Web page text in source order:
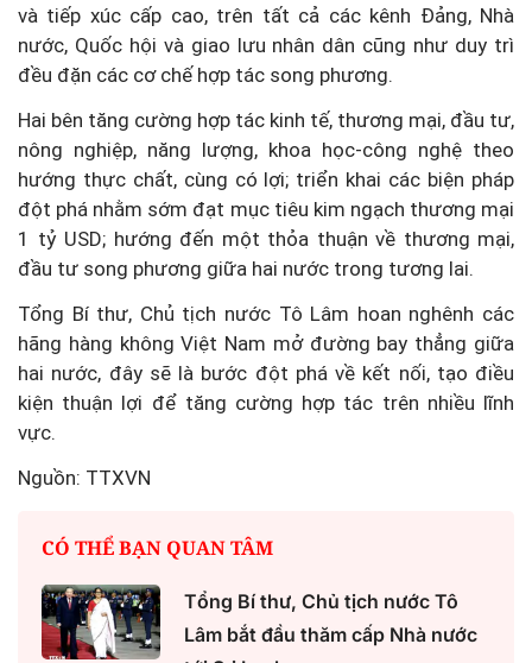
và tiếp xúc cấp cao, trên tất cả các kênh Đảng, Nhà
nước, Quốc hội và giao lưu nhân dân cũng như duy trì
đều đặn các cơ chế hợp tác song phương.
Hai bên tăng cường hợp tác kinh tế, thương mại, đầu tư,
nông nghiệp, năng lượng, khoa học-công nghệ theo
hướng thực chất, cùng có lợi; triển khai các biện pháp
đột phá nhằm sớm đạt mục tiêu kim ngạch thương mại
1 tỷ USD; hướng đến một thỏa thuận về thương mại,
đầu tư song phương giữa hai nước trong tương lai.
Tổng Bí thư, Chủ tịch nước Tô Lâm hoan nghênh các
hãng hàng không Việt Nam mở đường bay thẳng giữa
hai nước, đây sẽ là bước đột phá về kết nối, tạo điều
kiện thuận lợi để tăng cường hợp tác trên nhiều lĩnh
vực.
Nguồn: TTXVN
CÓ THỂ BẠN QUAN TÂM
Tổng Bí thư, Chủ tịch nước Tô
Lâm bắt đầu thăm cấp Nhà nước